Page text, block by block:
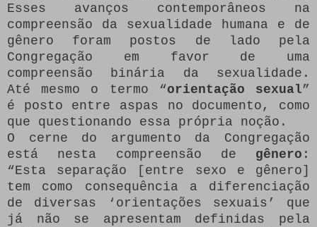
Esses avanços contemporâneos na
compreensão da sexualidade humana e de
gênero foram postos de lado pela
Congregação em favor de uma
compreensão binária da sexualidade.
Até mesmo o termo “orientação sexual”
é posto entre aspas no documento, como
que questionando essa própria noção.
O cerne do argumento da Congregação
está nesta compreensão de gênero :
“Esta separação [entre sexo e gênero]
tem como consequência a diferenciação
de diversas ‘orientações sexuais’ que
já não se apresentam definidas pela